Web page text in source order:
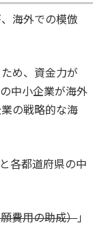
海外での模倣
め、資金力が
中小企業が海外
の戦略的な海
各都道府県の中
費用の助成）」